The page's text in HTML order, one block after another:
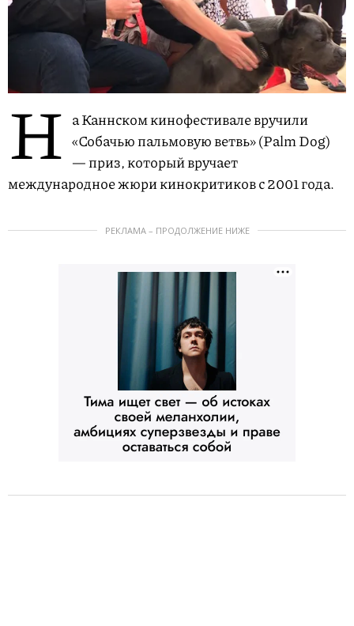
Н а Каннском кинофестивале вручили
«Собачью пальмовую ветвь» (Palm Dog)
— приз, который вручает
международное жюри кинокритиков с 2001 года.
РЕКЛАМА – ПРОДОЛЖЕНИЕ НИЖЕ